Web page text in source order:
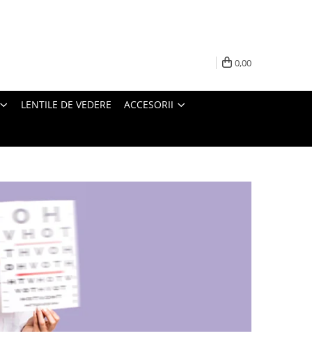
0,00
LENTILE DE VEDERE ACCESORII